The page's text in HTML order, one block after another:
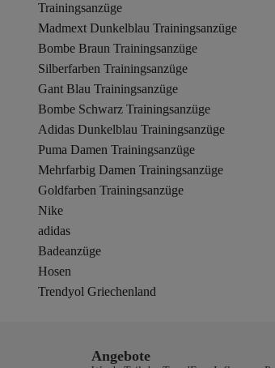
Trainingsanzüge
Madmext Dunkelblau Trainingsanzüge
Bombe Braun Trainingsanzüge
Silberfarben Trainingsanzüge
Gant Blau Trainingsanzüge
Bombe Schwarz Trainingsanzüge
Adidas Dunkelblau Trainingsanzüge
Puma Damen Trainingsanzüge
Mehrfarbig Damen Trainingsanzüge
Goldfarben Trainingsanzüge
Nike
adidas
Badeanzüge
Hosen
Trendyol Griechenland
Angebote